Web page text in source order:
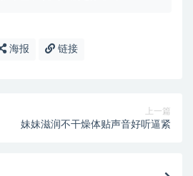
海报 链接
上一篇
妹妹滋润不干燥体贴声音好听逼紧